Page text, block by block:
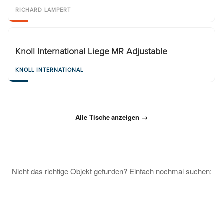
RICHARD LAMPERT
Knoll International Liege MR Adjustable
KNOLL INTERNATIONAL
Alle Tische anzeigen →
Nicht das richtige Objekt gefunden? Einfach nochmal suchen: